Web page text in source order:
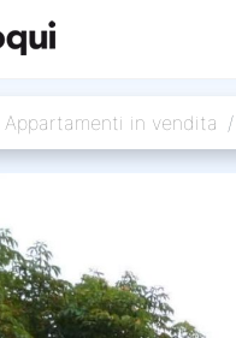
Appartamenti in vendita